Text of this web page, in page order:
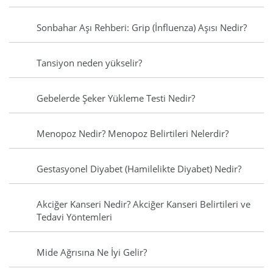
Sonbahar Aşı Rehberi: Grip (İnfluenza) Aşısı Nedir?
Tansiyon neden yükselir?
Gebelerde Şeker Yükleme Testi Nedir?
Menopoz Nedir? Menopoz Belirtileri Nelerdir?
Gestasyonel Diyabet (Hamilelikte Diyabet) Nedir?
Akciğer Kanseri Nedir? Akciğer Kanseri Belirtileri ve
Tedavi Yöntemleri
Mide Ağrısına Ne İyi Gelir?